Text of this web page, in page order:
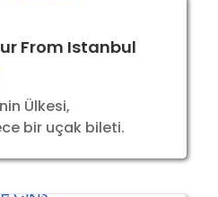
From Istanbul
Ülkesi,
bir uçak bileti.